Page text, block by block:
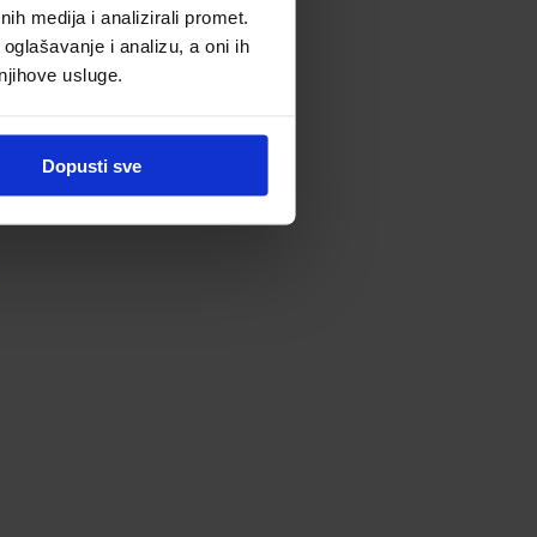
medija i analizirali promet.
i analizu, a oni ih
usluge.
Dopusti sve